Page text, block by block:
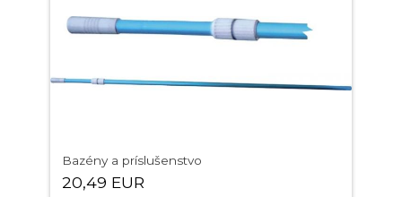
Bazény a príslušenstvo
20,49 EUR